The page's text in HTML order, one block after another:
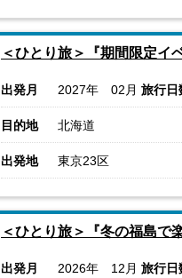
＜ひとり旅＞『期間限定
出発月 2027年 02月 旅行日
目的地 北海道
出発地 東京23区
＜ひとり旅＞『冬の福島で
出発月 2026年 12月 旅行日